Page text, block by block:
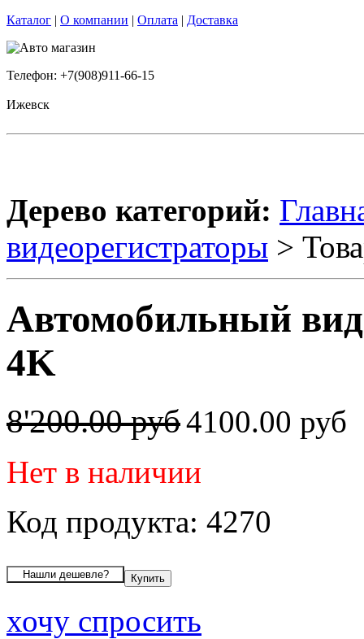
Каталог | О компании | Оплата | Доставка
Телефон: +7(908)911-66-15
Ижевск
Дерево категорий:
видеорегистраторы >
Автомобильный
4K
8'200.00 руб4100.00 руб
Нет в наличии
Код продукта: 4270
хочу спросить